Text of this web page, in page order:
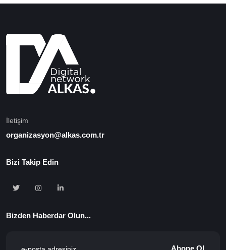
İletişim
organizasyon@alkas.com.tr
Bizi Takip Edin
Bizden Haberdar Olun...